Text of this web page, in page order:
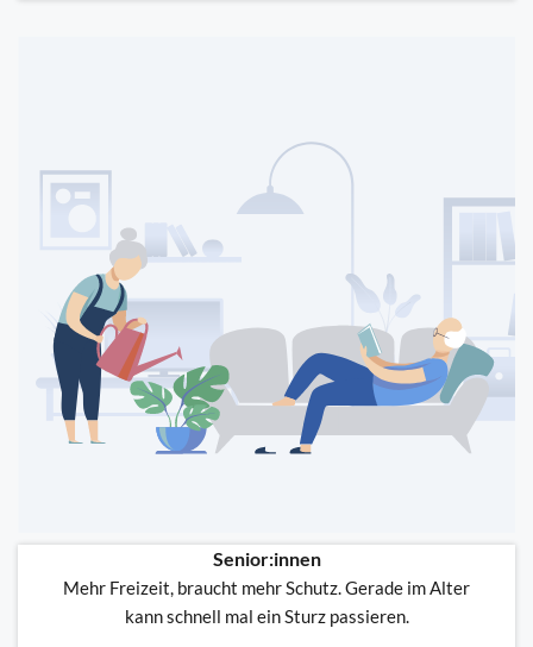
Senior:innen
Mehr Freizeit, braucht mehr Schutz. Gerade im Alter
kann schnell mal ein Sturz passieren.